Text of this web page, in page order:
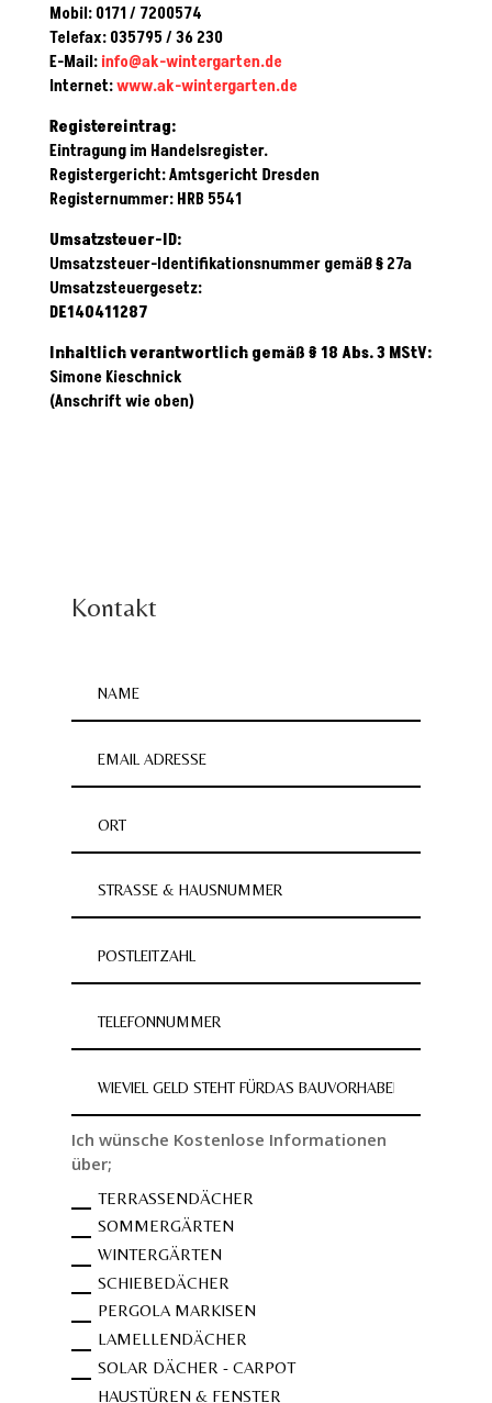
Mobil: 0171 / 7200574
Telefax: 035795 / 36 230
E-Mail:info@ak-wintergarten.de
Internet:www.ak-wintergarten.de
Registereintrag:
Eintragung im Handelsregister.
Registergericht: Amtsgericht Dresden
Registernummer: HRB 5541
Umsatzsteuer-ID:
Umsatzsteuer-Identifikationsnummer gemäß § 27a
Umsatzsteuergesetz:
DE140411287
Inhaltlich verantwortlich gemäß § 18 Abs. 3 MStV:
Simone Kieschnick
(Anschrift wie oben)
Kontakt
Ich wünsche Kostenlose Informationen
über;
TERRASSENDÄCHER
SOMMERGÄRTEN
WINTERGÄRTEN
SCHIEBEDÄCHER
PERGOLA MARKISEN
LAMELLENDÄCHER
SOLAR DÄCHER - CARPOT
HAUSTÜREN & FENSTER